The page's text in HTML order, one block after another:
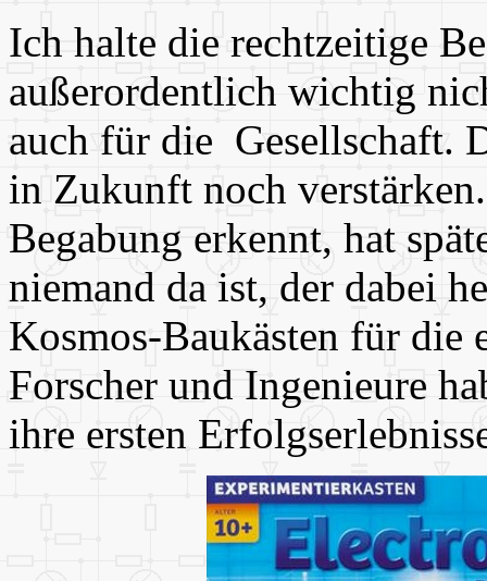
Ich halte die rechtzeitige
außerordentlich wichtig
auch für die Gesellschaft.
in Zukunft noch
Begabung erkennt, hat
niemand da ist, der dabei
Kosmos-Baukästen für die
Forscher und Ingenieure
ihre ersten